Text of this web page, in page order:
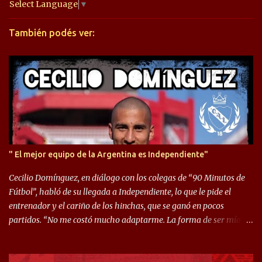
a
r
i
s
Select Language ▼
También podés ver:
" El mejor equipo de la Argentina es Independiente"
Cecilio Domínguez, en diálogo con los colegas de “90 Minutos de
Fútbol”, habló de su llegada a Independiente, lo que le pide el
entrenador y el cariño de los hinchas, que se ganó en pocos
partidos. “No me costó mucho adaptarme. La forma de ser mía